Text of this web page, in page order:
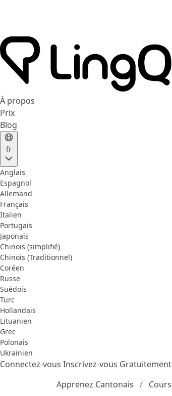
À propos
Prix
Blog
fr
Anglais
Espagnol
Allemand
Français
Italien
Portugais
Japonais
Chinois (simplifié)
Chinois (Traditionnel)
Coréen
Russe
Suédois
Turc
Hollandais
Lituanien
Grec
Polonais
Ukrainien
Connectez-vous Inscrivez-vous Gratuitement
Apprenez Cantonais
Cours